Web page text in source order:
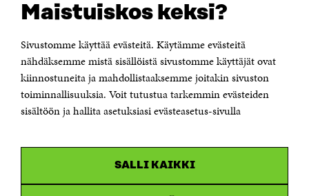
Maistuiskos keksi?
Sivustomme käyttää evästeitä. Käytämme evästeitä
nähdäksemme mistä sisällöistä sivustomme käyttäjät ovat
kiinnostuneita ja mahdollistaaksemme joitakin sivuston
toiminnallisuuksia. Voit tutustua tarkemmin evästeiden
sisältöön ja hallita asetuksiasi evästeasetus-sivulla
SALLI KAIKKI
Itämerenkatu 11-13, PL 160,
00181 Helsinki
Puhelin +358 294 618 991
Sähköpostiosoite
Saapumisohjeet
Y-tunnus 0202132-3